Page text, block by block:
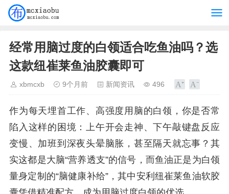
经常用脑过度的白领适合吃鱼油吗？选
这款纽崔莱鱼油胶囊即可
xbmcxb 9个月前 新闻资讯 496
作为每天埋首工作、高强度用脑的白领，你是否常
陷入这样的困境：上午开会走神、下午敲键盘反应
变慢、加班到深夜头晕脑胀，甚至隔天就忘事？其
实这都是大脑“营养透支”的信号，而鱼油正是为白领
量身定制的“脑健康补给”，其中安利纽崔莱鱼油软胶